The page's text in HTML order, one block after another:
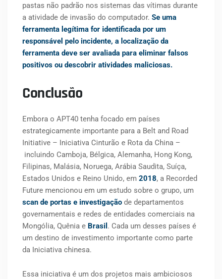
pastas não padrão nos sistemas das vítimas durante
a atividade de invasão do computador. Se uma
ferramenta legítima for identificada por um
responsável pelo incidente, a localização da
ferramenta deve ser avaliada para eliminar falsos
positivos ou descobrir atividades maliciosas.
Conclusão
Embora o APT40 tenha focado em países
estrategicamente importante para a Belt and Road
Initiative – Iniciativa Cinturão e Rota da China –
incluindo Camboja, Bélgica, Alemanha, Hong Kong,
Filipinas, Malásia, Noruega, Arábia Saudita, Suíça,
Estados Unidos e Reino Unido, em 2018, a Recorded
Future mencionou em um estudo sobre o grupo, um
scan de portas e investigação de departamentos
governamentais e redes de entidades comerciais na
Mongólia, Quênia e Brasil . Cada um desses países é
um destino de investimento importante como parte
da Iniciativa chinesa.
Essa iniciativa é um dos projetos mais ambiciosos